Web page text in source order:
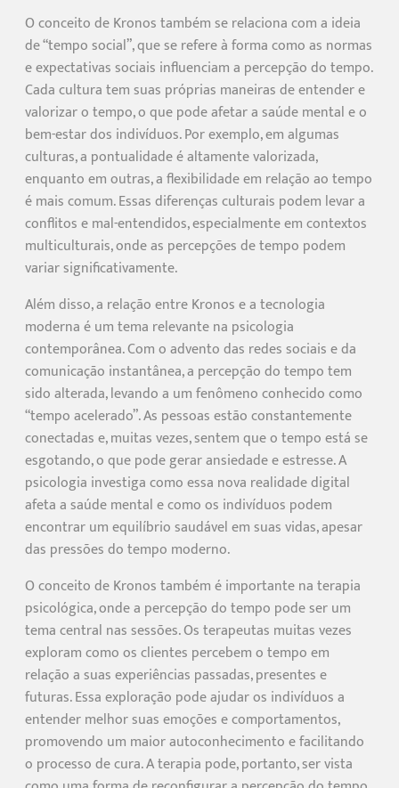
O conceito de Kronos também se relaciona com a ideia
de “tempo social”, que se refere à forma como as normas
e expectativas sociais influenciam a percepção do tempo.
Cada cultura tem suas próprias maneiras de entender e
valorizar o tempo, o que pode afetar a saúde mental e o
bem-estar dos indivíduos. Por exemplo, em algumas
culturas, a pontualidade é altamente valorizada,
enquanto em outras, a flexibilidade em relação ao tempo
é mais comum. Essas diferenças culturais podem levar a
conflitos e mal-entendidos, especialmente em contextos
multiculturais, onde as percepções de tempo podem
variar significativamente.
Além disso, a relação entre Kronos e a tecnologia
moderna é um tema relevante na psicologia
contemporânea. Com o advento das redes sociais e da
comunicação instantânea, a percepção do tempo tem
sido alterada, levando a um fenômeno conhecido como
“tempo acelerado”. As pessoas estão constantemente
conectadas e, muitas vezes, sentem que o tempo está se
esgotando, o que pode gerar ansiedade e estresse. A
psicologia investiga como essa nova realidade digital
afeta a saúde mental e como os indivíduos podem
encontrar um equilíbrio saudável em suas vidas, apesar
das pressões do tempo moderno.
O conceito de Kronos também é importante na terapia
psicológica, onde a percepção do tempo pode ser um
tema central nas sessões. Os terapeutas muitas vezes
exploram como os clientes percebem o tempo em
relação a suas experiências passadas, presentes e
futuras. Essa exploração pode ajudar os indivíduos a
entender melhor suas emoções e comportamentos,
promovendo um maior autoconhecimento e facilitando
o processo de cura. A terapia pode, portanto, ser vista